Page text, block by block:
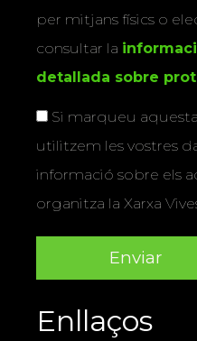
per mitjans físics o
consultar la
detallada sobre
Si marqueu
utilitzem les vostres
informació sobre els
organitza la Xarxa
Enllaços